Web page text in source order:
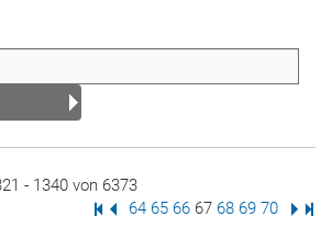
- 1340 von 6373
Erste Seite
Vorige Seite
Seite
64 Seite
65 Seite
66 Seite
67 Seite
68 Seite
69 Seite
70